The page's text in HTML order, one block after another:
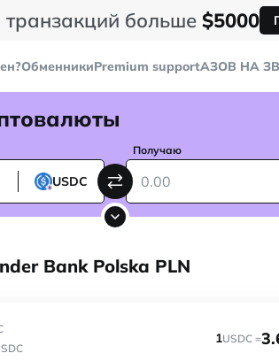
больше $5000
ОбменникиPremium supportAЗОВ НА
USDC
Получаю
Bank Polska PLN
1USDC =